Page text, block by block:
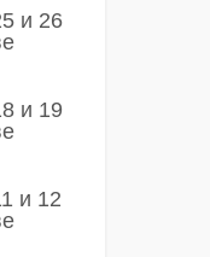
и 26
и 19
и 12